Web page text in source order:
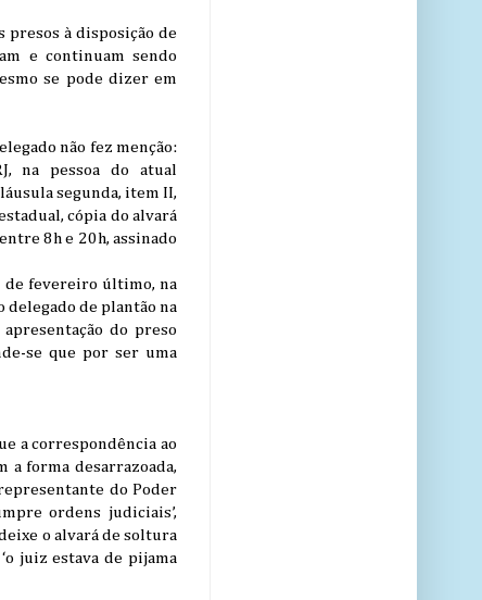
presos à disposição de
e continuam sendo
se pode dizer em
não fez menção:
na pessoa do atual
segunda, item II,
cópia do alvará
8h e 20h, assinado
de fevereiro último, na
delegado de plantão na
do preso
se que por ser uma
a correspondência ao
a forma desarrazoada,
do Poder
ordens judiciais’,
o alvará de soltura
juiz estava de pijama